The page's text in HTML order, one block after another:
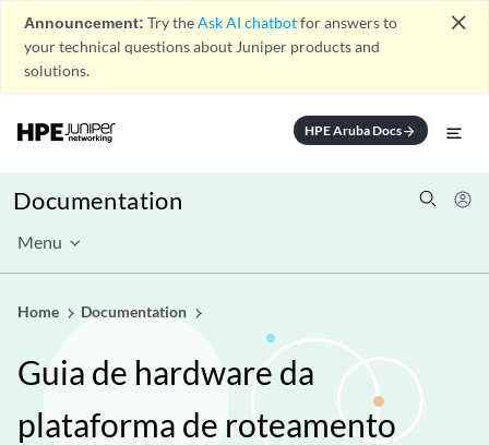
Announcement: Try theAsk AI chatbotfor answers to
your technical questions about Juniper products and
solutions.
close
HPE Aruba Docsarrow_forward
Documentation
Menu
Home Documentation
Guia de hardware da
plataforma de roteamento